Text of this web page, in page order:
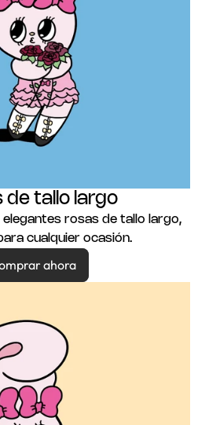
de tallo largo
rosas de tallo largo,
cualquier ocasión.
ahora